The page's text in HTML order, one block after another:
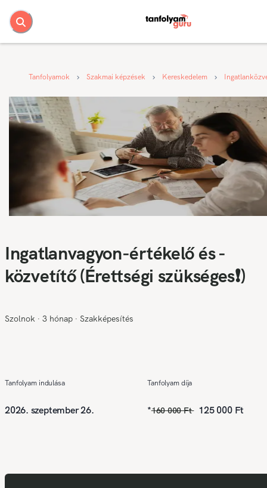
Tanfolyamok Szakmai képzések Kereskedelem
Ingatlanvagyon-értékelő és -
közvetítő (Érettségi szükséges❗)
Szolnok ∙ 3 hónap ∙ Szakképesítés
Tanfolyam indulása
2026. szeptember 26.
Tanfolyam díja
*160 000 Ft 125 000 Ft